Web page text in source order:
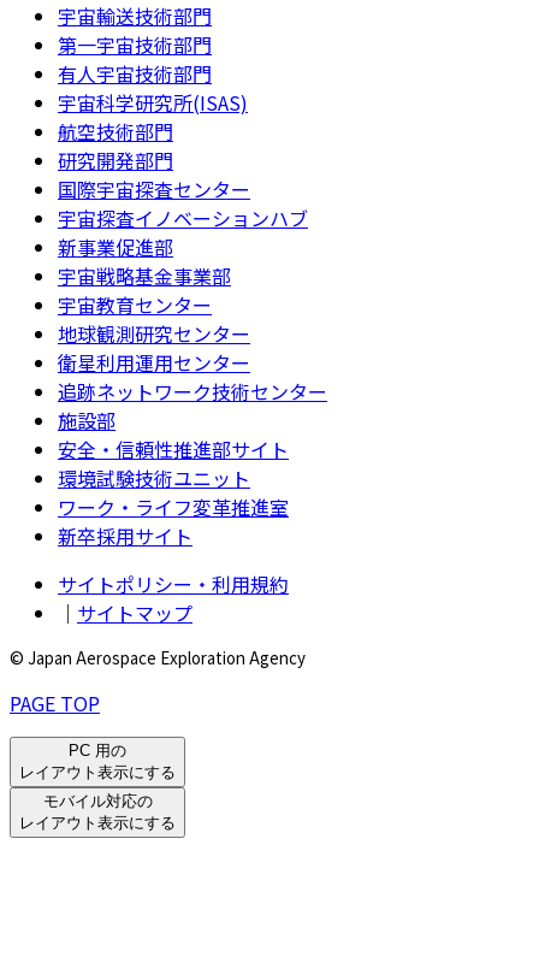
宇宙輸送技術部門
第一宇宙技術部門
有人宇宙技術部門
宇宙科学研究所(ISAS)
航空技術部門
研究開発部門
国際宇宙探査センター
宇宙探査イノベーションハブ
新事業促進部
宇宙戦略基金事業部
宇宙教育センター
地球観測研究センター
衛星利用運用センター
追跡ネットワーク技術センター
施設部
安全・信頼性推進部サイト
環境試験技術ユニット
ワーク・ライフ変革推進室
新卒採用サイト
サイトポリシー・利用規約
｜ サイトマップ
© Japan Aerospace Exploration Agency
PAGE TOP
PC 用の
レイアウト表示にする
モバイル対応の
レイアウト表示にする